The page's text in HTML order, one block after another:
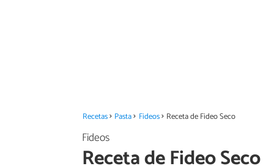
Recetas Pasta Fideos Receta de Fideo Seco
Fideos
Receta de Fideo Seco